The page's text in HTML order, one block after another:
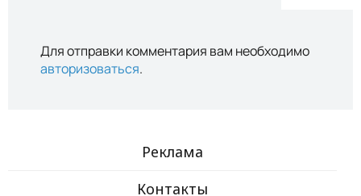
Для отправки комментария вам необходимо
авторизоваться.
Реклама
Контакты